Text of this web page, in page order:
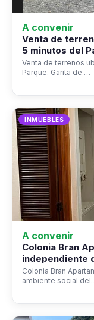
A convenir
Venta de
5 minutos del
Venta de terrenos
Parque. Garita de …
INMUEBLES
A convenir
Colonia Bran
independiente
Colonia Bran
ambiente social